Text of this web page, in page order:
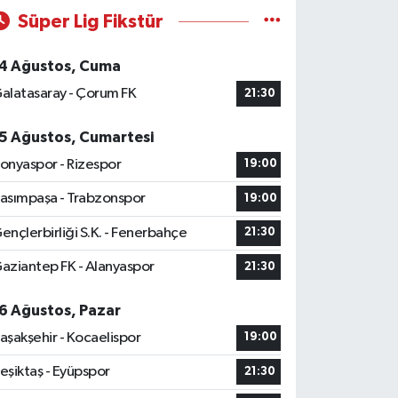
Süper Lig Fikstür
Ağustos, Cuma
- Çorum FK
21:30
Ağustos, Cumartesi
- Rizespor
19:00
- Trabzonspor 19:00
S.K. - Fenerbahçe 21:30
FK - Alanyaspor 21:30
Ağustos, Pazar
- Kocaelispor
19:00
- Eyüpspor 21:30